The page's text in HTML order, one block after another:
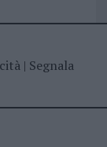
| Segnala